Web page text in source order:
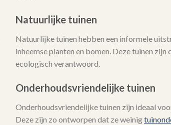
Natuurlijke tuinen
Natuurlijke tuinen hebben een informele
inheemse planten en bomen. Deze tuinen
ecologisch verantwoord.
Onderhoudsvriendelijke tuinen
Onderhoudsvriendelijke tuinen zijn ideaal
Deze zijn zo ontworpen dat ze weinig